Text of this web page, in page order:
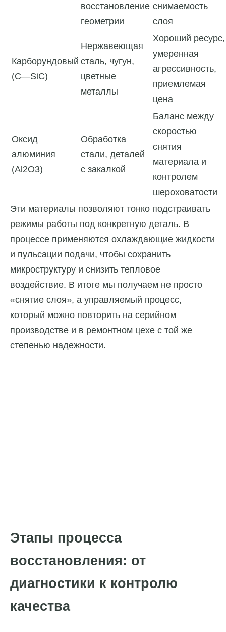
восстановление
геометрии
снимаемость
слоя
Карборундовый
(C—SiC)
Нержавеющая
сталь, чугун,
цветные
металлы
Хороший ресурс,
умеренная
агрессивность,
приемлемая
цена
Оксид
алюминия
(Al2O3)
Обработка
стали, деталей
с закалкой
Баланс между
скоростью
снятия
материала и
контролем
шероховатости
Эти материалы позволяют тонко подстраивать
режимы работы под конкретную деталь. В
процессе применяются охлаждающие жидкости
и пульсации подачи, чтобы сохранить
микроструктуру и снизить тепловое
воздействие. В итоге мы получаем не просто
«снятие слоя», а управляемый процесс,
который можно повторить на серийном
производстве и в ремонтном цехе с той же
степенью надежности.
Этапы процесса
восстановления: от
диагностики к контролю
качества